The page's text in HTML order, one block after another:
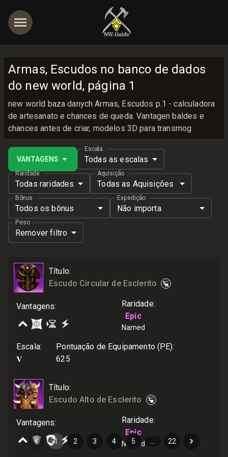
Armas, Escudos no banco de dados
do new world, página 1
new world baza danych Armas, Escudos p.1 - calculadora
de artesanato e chances de queda. Vantagen baldes e
chances antes de criar, modelos 3D para transmog
VANTAGENS
Escala
Todas as escalas
Raridade
Todas raridades
Aquisição
Todas as Aquisições
Bônus
Todos os bônus
Expedição
Não importa
Peso
Remover filtro
Título:
Escudo Circular de Esclerito
Vantagens: Raridade:
Epic
Named
Escala:
V
Pontuação de Equipamento (PE):
625
Título:
Escudo Alto de Esclerito
Vantagens: Raridade:
Epic
Named
1 2 3 4 5 22